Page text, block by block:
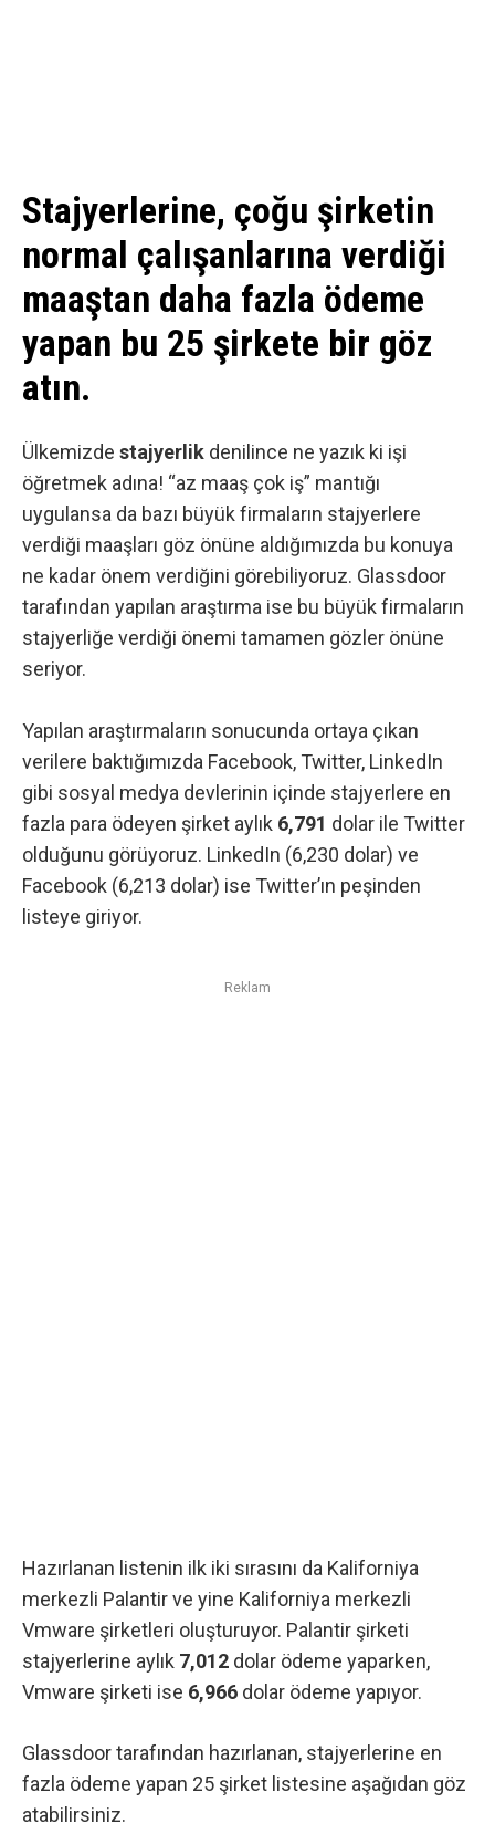
Stajyerlerine, çoğu şirketin
normal çalışanlarına verdiği
maaştan daha fazla ödeme
yapan bu 25 şirkete bir göz
atın.
Ülkemizde stajyerlik denilince ne yazık ki işi
öğretmek adına! “az maaş çok iş” mantığı
uygulansa da bazı büyük firmaların stajyerlere
verdiği maaşları göz önüne aldığımızda bu konuya
ne kadar önem verdiğini görebiliyoruz. Glassdoor
tarafından yapılan araştırma ise bu büyük firmaların
stajyerliğe verdiği önemi tamamen gözler önüne
seriyor.
Yapılan araştırmaların sonucunda ortaya çıkan
verilere baktığımızda Facebook, Twitter, LinkedIn
gibi sosyal medya devlerinin içinde stajyerlere en
fazla para ödeyen şirket aylık 6,791 dolar ile Twitter
olduğunu görüyoruz. LinkedIn (6,230 dolar) ve
Facebook (6,213 dolar) ise Twitter’ın peşinden
listeye giriyor.
Reklam
Hazırlanan listenin ilk iki sırasını da Kaliforniya
merkezli Palantir ve yine Kaliforniya merkezli
Vmware şirketleri oluşturuyor. Palantir şirketi
stajyerlerine aylık 7,012 dolar ödeme yaparken,
Vmware şirketi ise 6,966 dolar ödeme yapıyor.
Glassdoor tarafından hazırlanan, stajyerlerine en
fazla ödeme yapan 25 şirket listesine aşağıdan göz
atabilirsiniz.